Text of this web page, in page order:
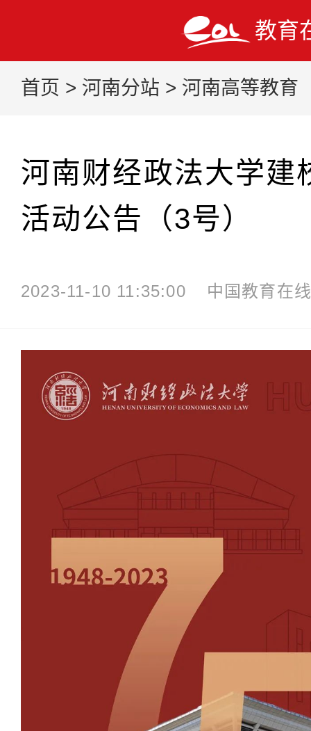
教育
首页 > 河南分站 > 河南高等教育
河南财经政法大学建
活动公告（3号）
2023-11-10 11:35:00 中国教育在